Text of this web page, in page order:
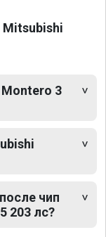
3
чип
203 лс?